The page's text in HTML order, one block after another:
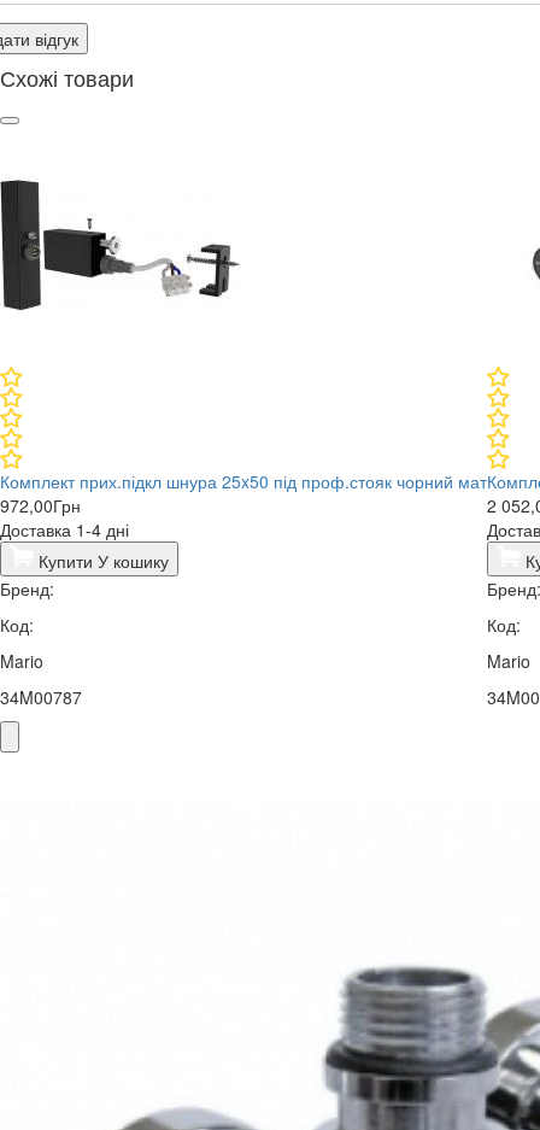
відгук
Схожі товари
Комплект прих.підкл шнура 25x50 під проф.стояк чорний мат
972,00Грн
Доставка 1-4 дні
Купити У кошику
Бренд:
Код:
Mario
34M00787
2
Бренд:
Код:
Mario